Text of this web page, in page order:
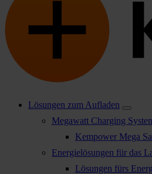
Lösungen zum Aufladen
Megawatt Charging
Kempower Mega
Energielösungen für das
Lösungen fürs